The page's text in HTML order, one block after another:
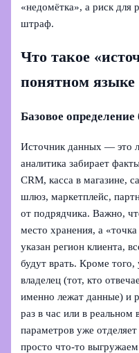
«недомётка», а риск для
штраф.
Что такое
понятном языке
Базовое определение
Источник данных — это
аналитика забирает
CRM, касса в магазине,
шлюз, маркетплейс,
от подрядчика. Важно,
место хранения, а
указан регион клиента,
будут врать. Кроме того,
владелец (тот, кто
именно лежат данные) и
раз в час или в
параметров уже
просто что‑то